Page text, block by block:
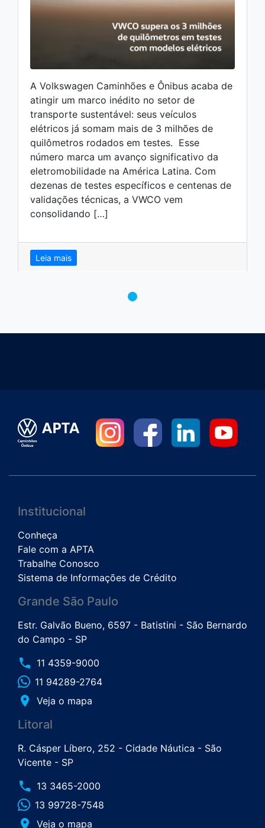
A Volkswagen Caminhões e Ônibus acaba de
atingir um marco inédito no setor de
transporte sustentável: seus veículos
elétricos já somam mais de 3 milhões de
quilômetros rodados em testes. Esse
número marca um avanço significativo da
eletromobilidade na América Latina. Com
dezenas de testes específicos e centenas de
validações técnicas, a VWCO vem
consolidando […]
Leia mais
Institucional
Conheça
Fale com a APTA
Trabalhe Conosco
Sistema de Informações de Crédito
Grande São Paulo
Estr. Galvão Bueno, 6597 - Batistini - São Bernardo
do Campo - SP
phone 11 4359-9000
11 94289-2764
place Veja o mapa
Litoral
R. Cásper Líbero, 252 - Cidade Náutica - São
Vicente - SP
phone 13 3465-2000
13 99728-7548
place Veja o mapa